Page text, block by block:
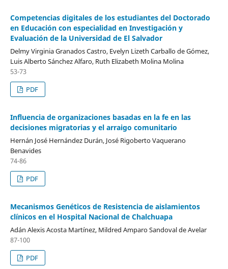
Competencias digitales de los estudiantes del Doctorado
en Educación con especialidad en Investigación y
Evaluación de la Universidad de El Salvador
Delmy Virginia Granados Castro, Evelyn Lizeth Carballo de Gómez,
Luis Alberto Sánchez Alfaro, Ruth Elizabeth Molina Molina
53-73
PDF
Influencia de organizaciones basadas en la fe en las
decisiones migratorias y el arraigo comunitario
Hernán José Hernández Durán, José Rigoberto Vaquerano
Benavides
74-86
PDF
Mecanismos Genéticos de Resistencia de aislamientos
clínicos en el Hospital Nacional de Chalchuapa
Adán Alexis Acosta Martínez, Mildred Amparo Sandoval de Avelar
87-100
PDF